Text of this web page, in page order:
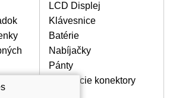
DISPLEJE NAJVYŠŠEJ
!
držíme len originálne displeje, ktoré
vysokú kvalitu triedy A+ bez chybných
a to po celú dobu záruky.
AKÝ POTREBUJETE
LCD Displej
Klávesnice
Batérie
Nabíjačky
Pánty
Napájacie konektory